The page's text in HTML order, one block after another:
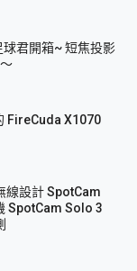
君開箱~ 短焦投影
FireCuda X1070
線設計 SpotCam
SpotCam Solo 3